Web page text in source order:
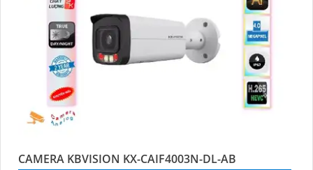
CAMERA KBVISION KX-CAIF4003N-DL-AB